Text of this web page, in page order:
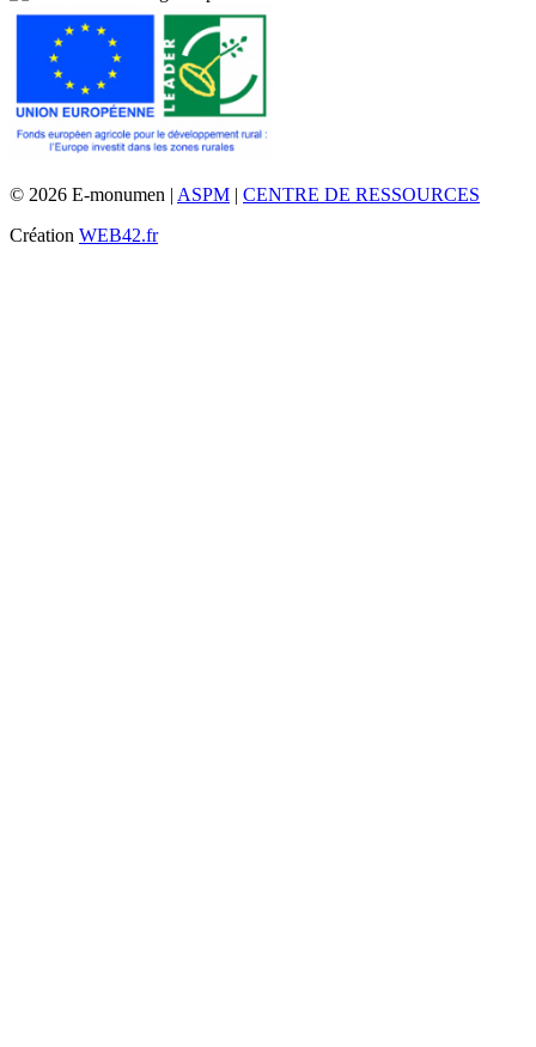
© 2026 E-monumen | ASPM | CENTRE DE RESSOURCES
Création WEB42.fr